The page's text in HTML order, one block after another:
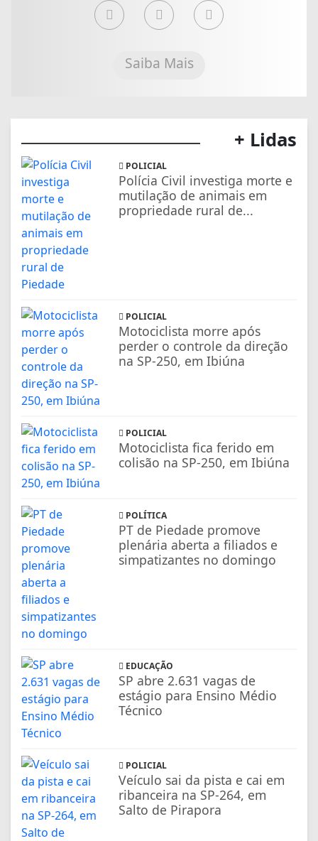
Saiba Mais
+ Lidas
POLICIAL
Polícia Civil investiga morte e
mutilação de animais em
propriedade rural de...
POLICIAL
Motociclista morre após
perder o controle da direção
na SP-250, em Ibiúna
POLICIAL
Motociclista fica ferido em
colisão na SP-250, em Ibiúna
POLÍTICA
PT de Piedade promove
plenária aberta a filiados e
simpatizantes no domingo
EDUCAÇÃO
SP abre 2.631 vagas de
estágio para Ensino Médio
Técnico
POLICIAL
Veículo sai da pista e cai em
ribanceira na SP-264, em
Salto de Pirapora